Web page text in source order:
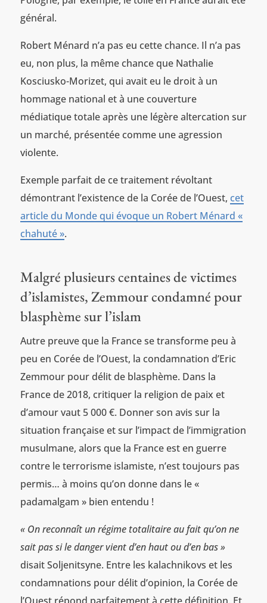
général.
Robert Ménard n’a pas eu cette chance. Il n’a pas
eu, non plus, la même chance que Nathalie
Kosciusko-Morizet, qui avait eu le droit à un
hommage national et à une couverture
médiatique totale après une légère altercation sur
un marché, présentée comme une agression
violente.
Exemple parfait de ce traitement révoltant
démontrant l’existence de la Corée de l’Ouest, cet
article du Monde qui évoque un Robert Ménard «
chahuté ».
Malgré plusieurs centaines de victimes
d’islamistes, Zemmour condamné pour
blasphème sur l’islam
Autre preuve que la France se transforme peu à
peu en Corée de l’Ouest, la condamnation d’Eric
Zemmour pour délit de blasphème. Dans la
France de 2018, critiquer la religion de paix et
d’amour vaut 5 000 €. Donner son avis sur la
situation française et sur l’impact de l’immigration
musulmane, alors que la France est en guerre
contre le terrorisme islamiste, n’est toujours pas
permis… à moins qu’on donne dans le «
padamalgam » bien entendu !
« On reconnaît un régime totalitaire au fait qu’on ne
sait pas si le danger vient d’en haut ou d’en bas »
disait Soljenitsyne. Entre les kalachnikovs et les
condamnations pour délit d’opinion, la Corée de
l’Ouest répond parfaitement à cette définition. Et